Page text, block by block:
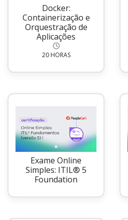
Docker:
Containerização e
Orquestração de
Aplicações
20 HORAS
Exame Online
Simples: ITIL® 5
Foundation